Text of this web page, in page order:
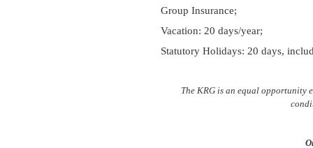
Group Insurance;
Vacation: 20 days/year;
Statutory Holidays: 20 days,
The KRG is an equal opportunity